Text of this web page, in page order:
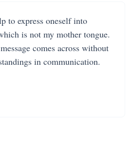
to express oneself into
is not my mother tongue.
comes across without
in communication.